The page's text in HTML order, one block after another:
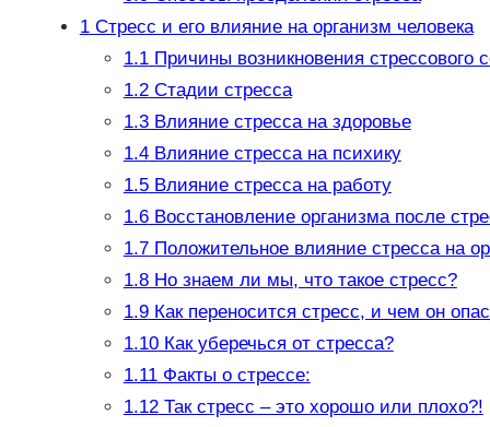
1Стресс и его влияние на организм человека
1.1Причины возникновения стрессового
1.2Стадии стресса
1.3Влияние стресса на здоровье
1.4Влияние стресса на психику
1.5Влияние стресса на работу
1.6Восстановление организма после
1.7Положительное влияние стресса на
1.8Но знаем ли мы, что такое стресс?
1.9Как переносится стресс, и чем он
1.10Как уберечься от стресса?
1.11Факты о стрессе:
1.12Так стресс – это хорошо или плохо?!